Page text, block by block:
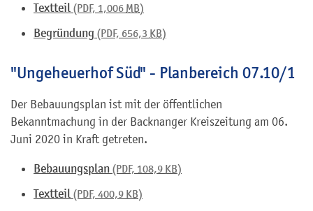
Textteil (PDF, 1,006MB)
Begründung (PDF, 656,3 KB)
"Ungeheuerhof Süd" - Planbereich 07.10/1
Der Bebauungsplan ist mit der öffentlichen
Bekanntmachung in der Backnanger Kreiszeitung am 06.
Juni 2020 in Kraft getreten.
Bebauungsplan (PDF, 108,9KB)
Textteil (PDF, 400,9KB)